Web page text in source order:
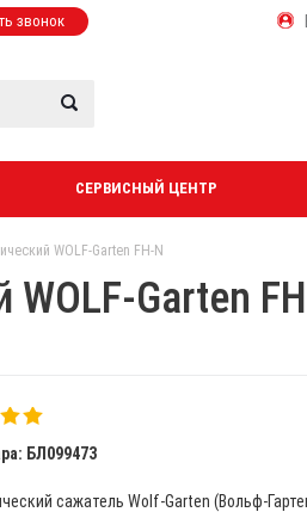
звонок
СЕРВИСНЫЙ ЦЕНТР
WOLF-Garten FH-N
Garten
БЛ099473
сажатель Wolf-Garten (Вольф-